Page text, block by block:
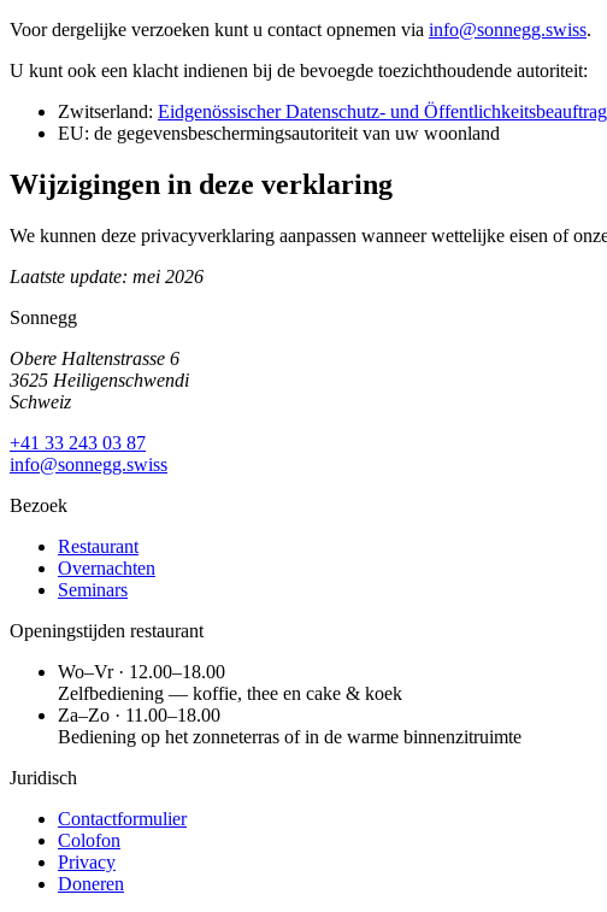
Voor dergelijke verzoeken kunt u contact opnemen via info@sonnegg.swiss.
U kunt ook een klacht indienen bij de bevoegde toezichthoudende autoriteit:
Zwitserland: Eidgenössischer Datenschutz- und
EU: de gegevensbeschermingsautoriteit van uw woonland
Wijzigingen in deze verklaring
We kunnen deze privacyverklaring aanpassen wanneer wettelijke eisen of
Laatste update: mei 2026
Sonnegg
Obere Haltenstrasse 6
3625 Heiligenschwendi
Schweiz
+41 33 243 03 87
info@sonnegg.swiss
Bezoek
Restaurant
Overnachten
Seminars
Openingstijden restaurant
Wo–Vr · 12.00–18.00
Zelfbediening — koffie, thee en cake & koek
Za–Zo · 11.00–18.00
Bediening op het zonneterras of in de warme binnenzitruimte
Juridisch
Contactformulier
Colofon
Privacy
Doneren